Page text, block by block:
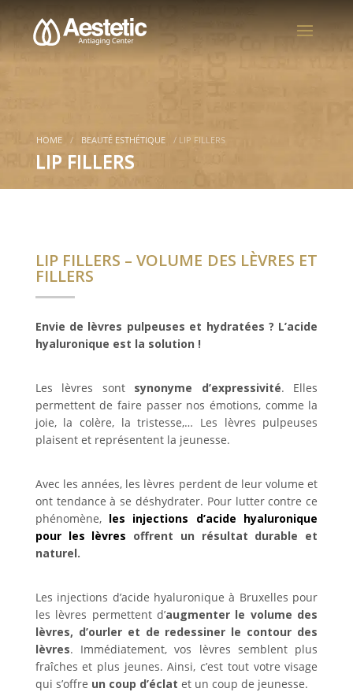
HOME / BEAUTÉ ESTHÉTIQUE / LIP FILLERS
LIP FILLERS
LIP FILLERS – VOLUME DES LÈVRES ET
FILLERS
Envie de lèvres pulpeuses et hydratées ? L’acide
hyaluronique est la solution !
Les lèvres sont synonyme d’expressivité. Elles
permettent de faire passer nos émotions, comme la
joie, la colère, la tristesse,… Les lèvres pulpeuses
plaisent et représentent la jeunesse.
Avec les années, les lèvres perdent de leur volume et
ont tendance à se déshydrater. Pour lutter contre ce
phénomène,les injections d’acide hyaluronique
pour les lèvres offrent un résultat durable et
naturel.
Les injections d’acide hyaluronique à Bruxelles pour
les lèvres permettent d’augmenter le volume des
lèvres, d’ourler et de redessiner le contour des
lèvres. Immédiatement, vos lèvres semblent plus
fraîches et plus jeunes. Ainsi, c’est tout votre visage
qui s’offre un coup d’éclat et un coup de jeunesse.